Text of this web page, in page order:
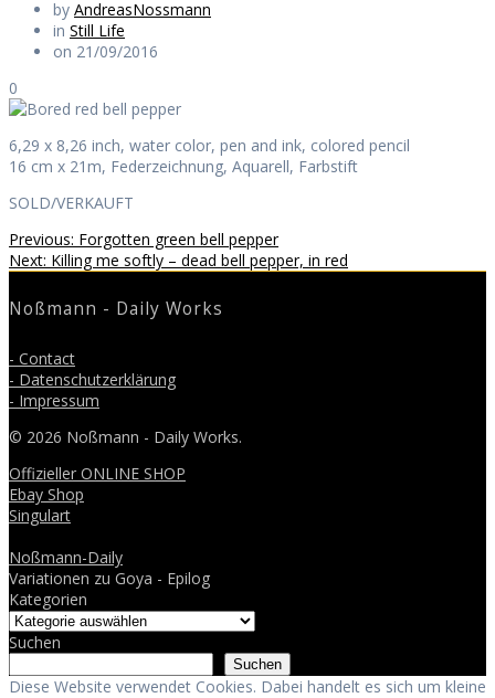
by AndreasNossmann
in Still Life
on 21/09/2016
0
6,29 x 8,26 inch, water color, pen and ink, colored pencil
16 cm x 21m, Federzeichnung, Aquarell, Farbstift
SOLD/VERKAUFT
Beitragsnavigation
Previous: Previous
post:
Forgotten green bell pepper
Next: Next
Killing me softly – dead bell pepper, in red
Noßmann - Daily Works
- Contact
- Datenschutzerklärung
- Impressum
© 2026 Noßmann - Daily Works.
Offizieller ONLINE SHOP
Ebay Shop
Singulart
Noßmann-Daily
Variationen zu Goya - Epilog
Kategorien
Suchen
Suchen
Diese Website verwendet Cookies. Dabei handelt es sich um kleine